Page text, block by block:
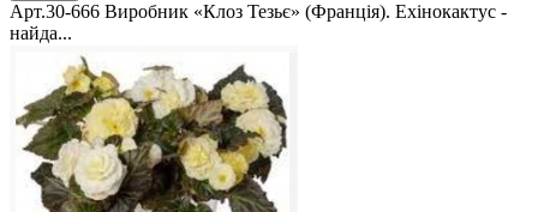
Арт.30-666 Виробник «Клоз Тезьє» (Франція). Ехінокактус -
найда...